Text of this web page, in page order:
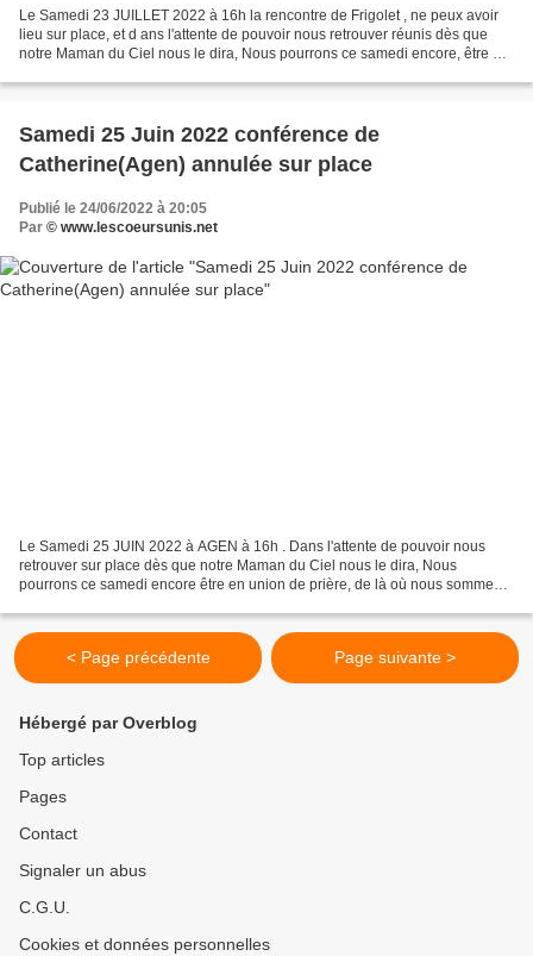
Le Samedi 23 JUILLET 2022 à 16h la rencontre de Frigolet , ne peux avoir
lieu sur place, et d ans l'attente de pouvoir nous retrouver réunis dès que
notre Maman du Ciel nous le dira, Nous pourrons ce samedi encore, être en
Samedi 25 Juin 2022 conférence de
Catherine(Agen) annulée sur place
Publié le 24/06/2022 à 20:05
Par © www.lescoeursunis.net
Le Samedi 25 JUIN 2022 à AGEN à 16h . Dans l'attente de pouvoir nous
retrouver sur place dès que notre Maman du Ciel nous le dira, Nous
pourrons ce samedi encore être en union de prière, de là où nous sommes,
< Page précédente Page suivante >
Hébergé par Overblog
Top articles
Pages
Contact
Signaler un abus
C.G.U.
Cookies et données personnelles